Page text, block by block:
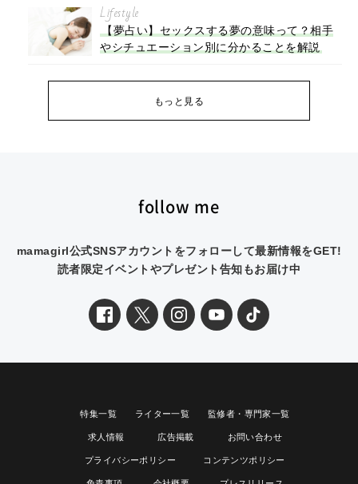
Lifestyle
【夢占い】セックスする夢の意味って？相手
やシチュエーション別に分かることを解説
もっと見る
follow me
mamagirl公式SNSアカウントをフォローして最新情報をGET!
読者限定イベントやプレゼント告知もお届け中
特集一覧 ライター一覧 監修者・専門家一覧
求人情報 広告掲載 お問い合わせ
プライバシーポリシー コンテンツポリシー